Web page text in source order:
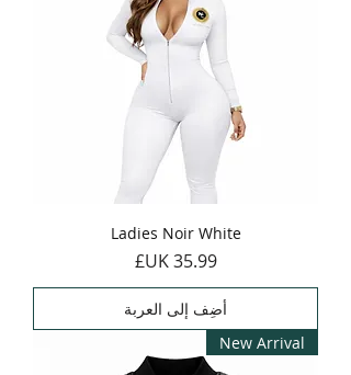
Ladies Noir White
السعر‏35.99 UK£
أضِف إلى العربة
New Arrival